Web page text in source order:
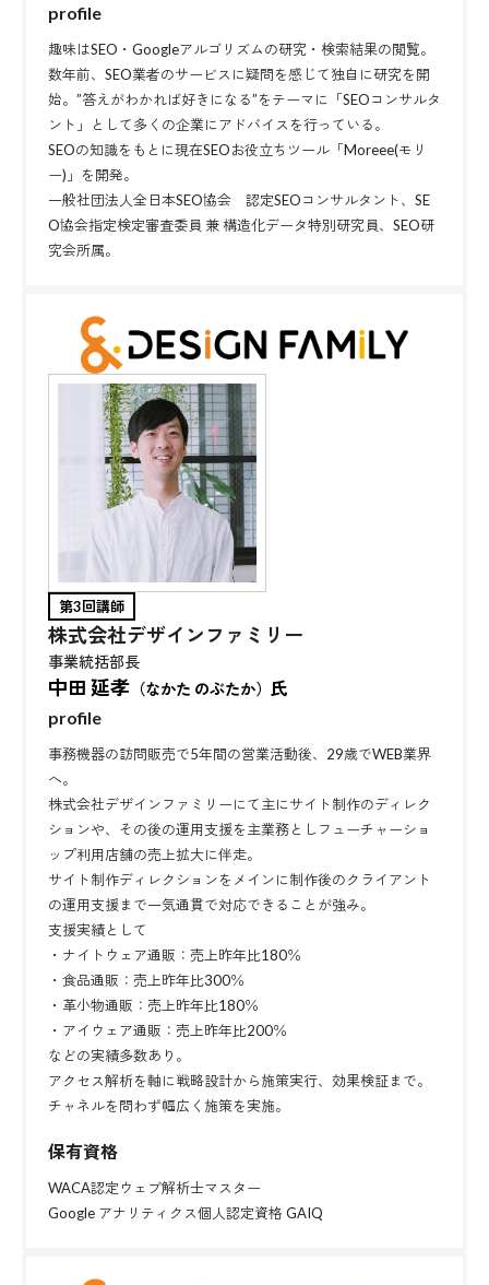
profile
趣味はSEO・Googleアルゴリズムの研究・検索結果の閲覧。
数年前、SEO業者のサービスに疑問を感じて独自に研究を開
始。”答えがわかれば好きになる”をテーマに「SEOコンサルタ
ント」として多くの企業にアドバイスを行っている。
SEOの知識をもとに現在SEOお役立ちツール「Moreee(モリ
ー)」を開発。
一般社団法人全日本SEO協会 認定SEOコンサルタント、SE
O協会指定検定審査委員 兼 構造化データ特別研究員、SEO研
究会所属。
第3回講師
株式会社デザインファミリー
事業統括部長
中田 延孝 （なかた のぶたか）
氏
profile
事務機器の訪問販売で5年間の営業活動後、29歳でWEB業界
へ。
株式会社デザインファミリーにて主にサイト制作のディレク
ションや、その後の運用支援を主業務としフューチャーショ
ップ利用店舗の売上拡大に伴走。
サイト制作ディレクションをメインに制作後のクライアント
の運用支援まで一気通貫で対応できることが強み。
支援実績として
・ナイトウェア通販：売上昨年比180％
・食品通販：売上昨年比300％
・革小物通販：売上昨年比180％
・アイウェア通販：売上昨年比200％
などの実績多数あり。
アクセス解析を軸に戦略設計から施策実行、効果検証まで。
チャネルを問わず幅広く施策を実施。
保有資格
WACA認定ウェブ解析士マスター
Google アナリティクス個人認定資格 GAIQ